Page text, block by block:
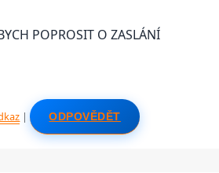
POPROSIT O ZASLÁNÍ
| ODPOVĚDĚT